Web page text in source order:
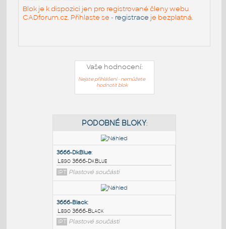
Blok je k dispozici jen pro registrované členy webu
CADforum.cz. Přihlaste se - registrace je bezplatná.
Vaše hodnocení:
Nejste přihlášeni - nemůžete
hodnotit blok